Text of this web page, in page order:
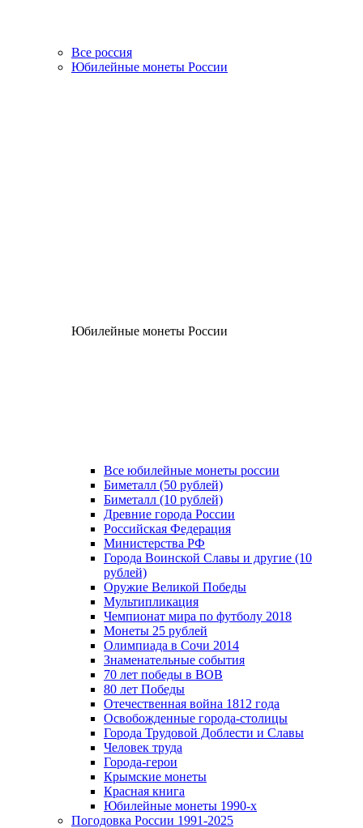
Все россия
Юбилейные монеты России
Юбилейные монеты России
Все юбилейные монеты россии
Биметалл (50 рублей)
Биметалл (10 рублей)
Древние города России
Российская Федерация
Министерства РФ
Города Воинской Славы и другие (10
рублей)
Оружие Великой Победы
Мультипликация
Чемпионат мира по футболу 2018
Монеты 25 рублей
Олимпиада в Сочи 2014
Знаменательные события
70 лет победы в ВОВ
80 лет Победы
Отечественная война 1812 года
Освобожденные города-столицы
Города Трудовой Доблести и Славы
Человек труда
Города-герои
Крымские монеты
Красная книга
Юбилейные монеты 1990-х
Погодовка России 1991-2025